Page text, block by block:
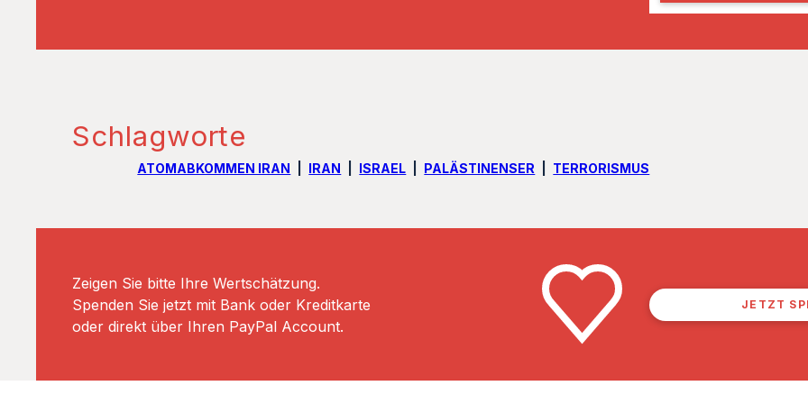
l
Schlagworte
ATOMABKOMMEN IRAN IRAN ISRAEL PALÄSTINENSER TERRORISMUS
Zeigen Sie bitte Ihre Wertschätzung.
Spenden Sie jetzt mit Bank oder Kreditkarte
oder direkt über Ihren PayPal Account.
JETZT